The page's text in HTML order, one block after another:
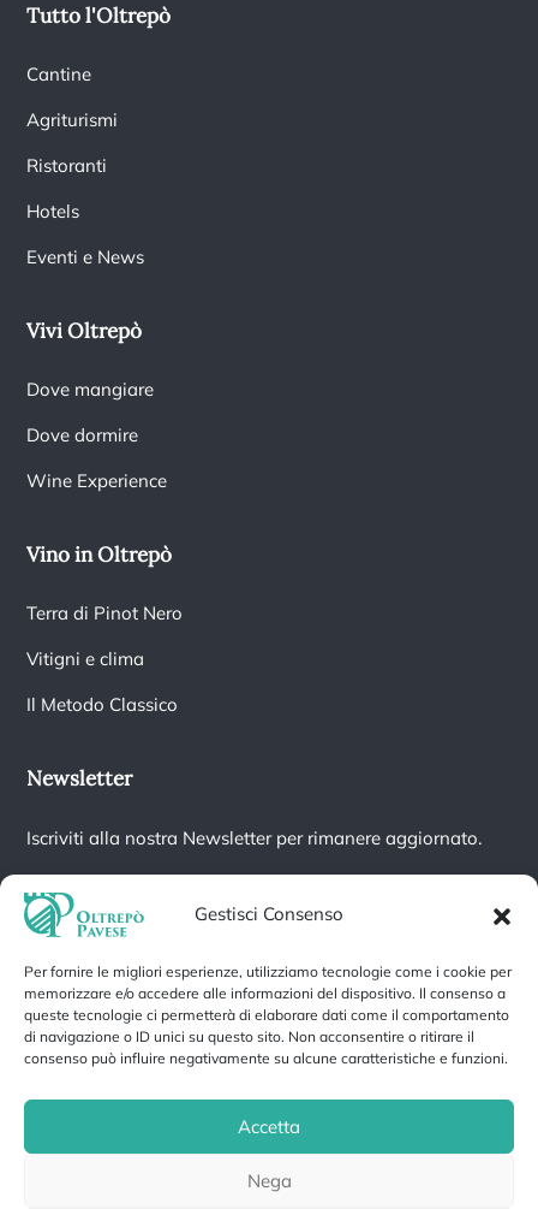
Gestisci Consenso
Per fornire le migliori esperienze, utilizziamo tecnologie come i cookie per
memorizzare e/o accedere alle informazioni del dispositivo. Il consenso a
queste tecnologie ci permetterà di elaborare dati come il comportamento
di navigazione o ID unici su questo sito. Non acconsentire o ritirare il
consenso può influire negativamente su alcune caratteristiche e funzioni.
Accetta
Nega
Tutto l'Oltrepò
Cantine
Agriturismi
Ristoranti
Hotels
Eventi e News
Vivi Oltrepò
Dove mangiare
Dove dormire
Wine Experience
Vino in Oltrepò
Terra di Pinot Nero
Vitigni e clima
Il Metodo Classico
Newsletter
Iscriviti alla nostra Newsletter per rimanere aggiornato.
Iscrivendoti accetti la nostra Informativa sulla privacy
e fornisci il
consenso a ricevere aggiornamenti dalla nostra azienda.
Privacy Policy